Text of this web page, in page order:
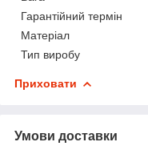
Гарантійний термін
Матеріал
Тип виробу
Приховати
Умови доставки